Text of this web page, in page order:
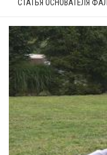
СТАТЬЯ ОСНОВАТЕЛЯ